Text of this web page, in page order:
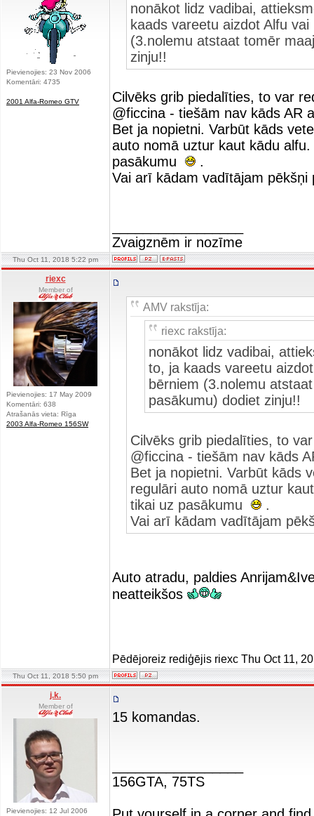
Pievienojies: 23 Nov 2006
Komentāri: 4735
2001 Alfa-Romeo GTV
nonākot lidz vadibai,
kaads vareetu aizdot Alfu
(3.nolemu atstaat tomēr
zinju!!
Cilvēks grib piedalīties, to var
@ficcina - tiešām nav kāds
Bet ja nopietni. Varbūt kāds
auto nomā uztur kaut kādu
pasākumu
.
Vai arī kādam vadītājam
Zvaigznēm ir nozīme
Thu Oct 11, 2018 5:22 pm
riexc
Member of
Pievienojies: 17 May 2009
Komentāri: 638
Atrašanās vieta: Rīga
2003 Alfa-Romeo 156SW
AMV rakstīja:
riexc rakstīja:
nonākot lidz vadibai,
to, ja kaads vareetu
bērniem (3.nolemu
pasākumu) dodiet zinju!!
Cilvēks grib piedalīties, to
@ficcina - tiešām nav kāds
Bet ja nopietni. Varbūt kāds
regulāri auto nomā uztur
tikai uz pasākumu
.
Vai arī kādam vadītājam
Auto atradu, paldies
neatteikšos
Pēdējoreiz rediģējis riexc Thu Oct 11,
Thu Oct 11, 2018 5:50 pm
j.k.
Member of
Pievienojies: 12 Jul 2006
15 komandas.
156GTA, 75TS